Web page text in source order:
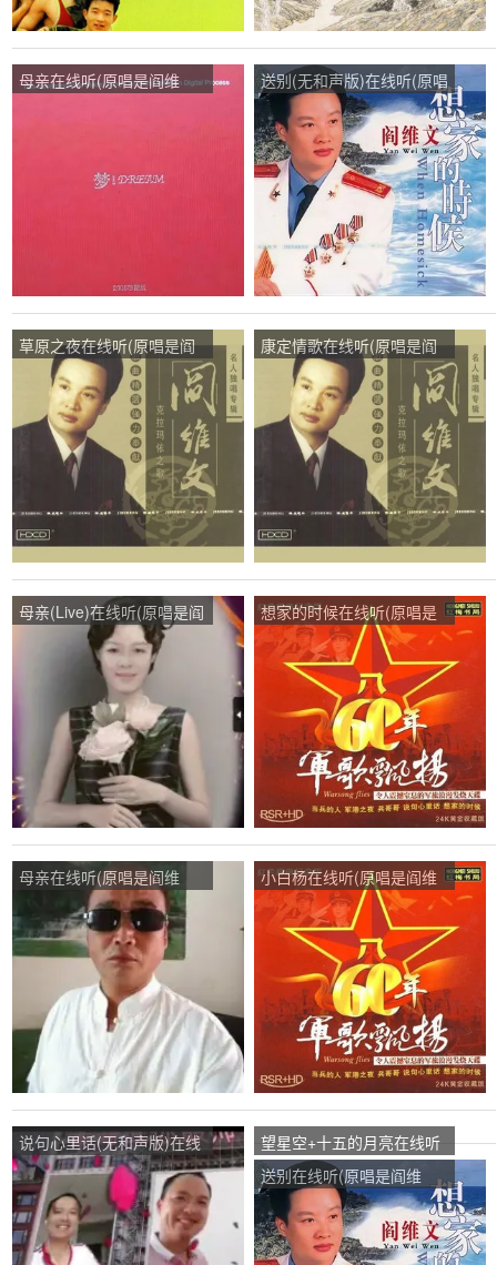
母亲在线听(原唱是阎维
送别(无和声版)在线听(原唱
是阎维文)，峰演唱点
播:106次
草原之夜在线听(原唱是阎
维文)，劲松演唱点播:58次
康定情歌在线听(原唱是阎
维文)，林演唱点播:83次
母亲(Live)在线听(原唱是阎
维文)，自然风光演唱点
想家的时候在线听(原唱是
阎维文)，云醉月演唱点
播:73次
母亲在线听(原唱是阎维
文)，黑贝演唱点播:162次
小白杨在线听(原唱是阎维
文)，瓶演唱点播:29次
说句心里话(无和声版)在线
听(原唱是阎维文)，135演
唱点播:51次
望星空+十五的月亮在线听
(原唱是董文华，阎维文)，
碧海蓝天演唱点播:829次
送别在线听(原唱是阎维
文)，小湖涂仙演唱点播:21
次